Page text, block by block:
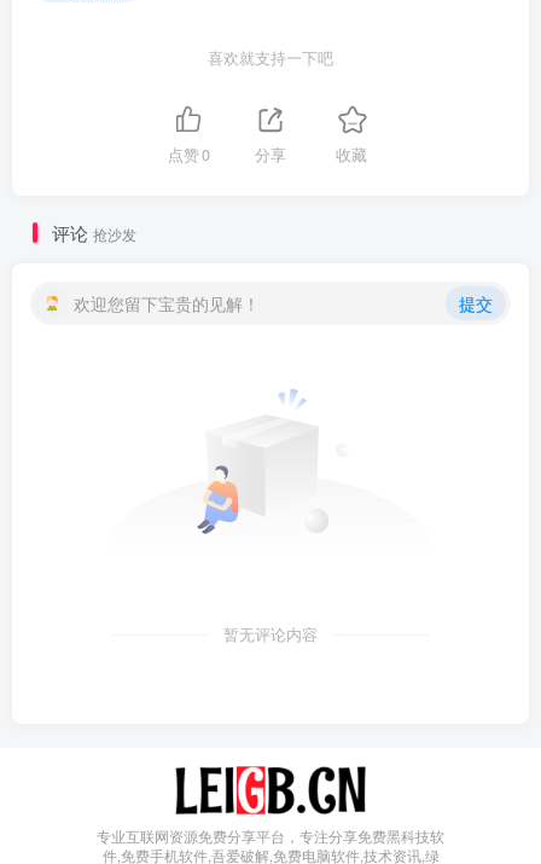
喜欢就支持一下吧
点赞0 分享 收藏
评论 抢沙发
欢迎您留下宝贵的见解！ 提交
暂无评论内容
专业互联网资源免费分享平台，专注分享免费黑科技软
件,免费手机软件,吾爱破解,免费电脑软件,技术资讯,绿